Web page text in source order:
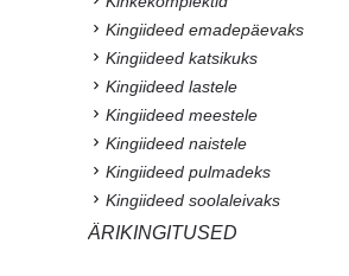
Kingiideed emadepäevaks
Kingiideed katsikuks
Kingiideed lastele
Kingiideed meestele
Kingiideed naistele
Kingiideed pulmadeks
Kingiideed soolaleivaks
ÄRIKINGITUSED